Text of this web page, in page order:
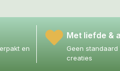
en
Met liefde &
Geen
creaties